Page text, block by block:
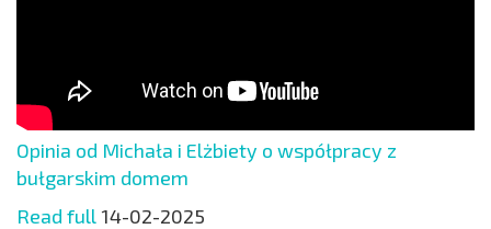
Opinia od Michała i Elżbiety o współpracy z
bułgarskim domem
Read full 14-02-2025